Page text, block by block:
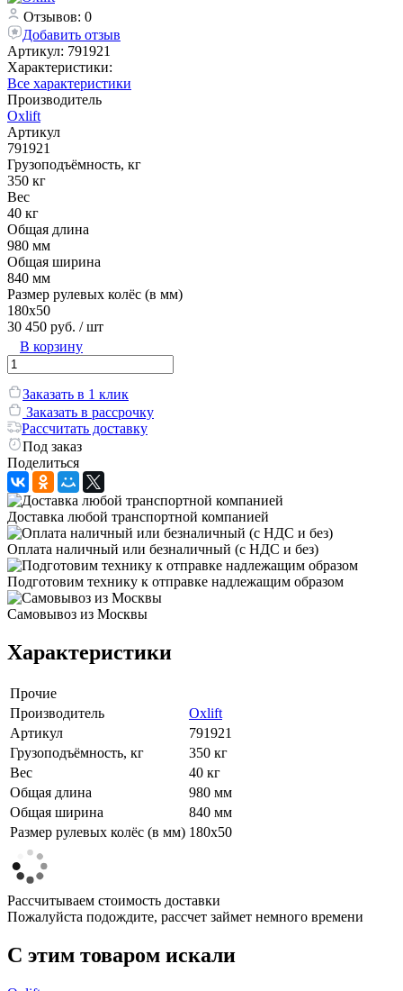
Отзывов: 0
Добавить отзыв
Артикул: 791921
Характеристики:
Все характеристики
Производитель
Oxlift
Артикул
791921
Грузоподъёмность, кг
350 кг
Вес
40 кг
Общая длина
980 мм
Общая ширина
840 мм
Размер рулевых колёс (в мм)
180х50
30 450 руб. / шт
В корзину
Заказать в 1 клик
Заказать в рассрочку
Рассчитать доставку
Под заказ
Поделиться
Доставка любой транспортной компанией
Оплата наличный или безналичный (с НДС и без)
Подготовим технику к отправке надлежащим образом
Самовывоз из Москвы
Характеристики
Прочие
Производитель
Oxlift
Артикул
791921
Грузоподъёмность, кг
350 кг
Вес
40 кг
Общая длина
980 мм
Общая ширина
840 мм
Размер рулевых колёс (в мм) 180х50
Рассчитываем стоимость доставки
Пожалуйста подождите, рассчет займет немного времени
C этим товаром искали